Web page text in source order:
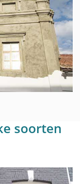
soorten